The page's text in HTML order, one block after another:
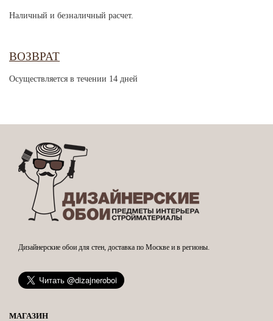
Наличный и безналичный расчет.
ВОЗВРАТ
Осуществляется в течении 14 дней
Дизайнерские обои для стен, доставка по Москве и в регионы.
МАГАЗИН